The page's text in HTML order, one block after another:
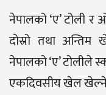
नेपालको ‘ए’ टोली
दोस्रो तथा
नेपालको ‘ए’ टोलीले
एकदिवसीय खेल